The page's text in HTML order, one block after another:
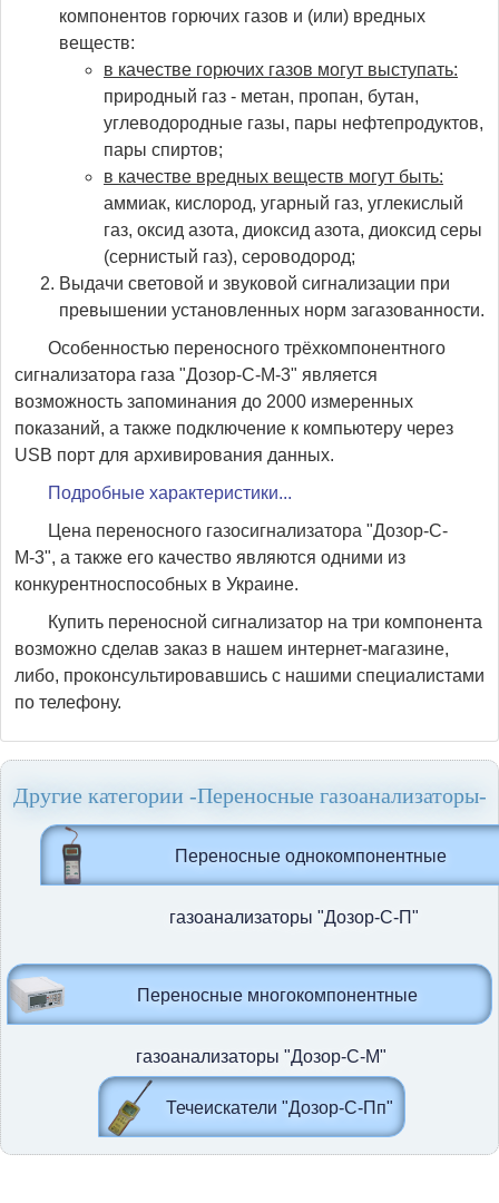
компонентов горючих газов и (или) вредных
веществ:
в качестве горючих газов могут выступать:
природный газ - метан, пропан, бутан,
углеводородные газы, пары нефтепродуктов,
пары спиртов;
в качестве вредных веществ могут быть:
аммиак, кислород, угарный газ, углекислый
газ, оксид азота, диоксид азота, диоксид серы
(сернистый газ), сероводород;
Выдачи световой и звуковой сигнализации при
превышении установленных норм загазованности.
Особенностью переносного трёхкомпонентного
сигнализатора газа "Дозор-С-М-3" является
возможность запоминания до 2000 измеренных
показаний, а также подключение к компьютеру через
USB порт для архивирования данных.
Подробные характеристики...
Цена переносного газосигнализатора "Дозор-С-
М-3", а также его качество являются одними из
конкурентноспособных в Украине.
Купить переносной сигнализатор на три компонента
возможно сделав заказ в нашем интернет-магазине,
либо, проконсультировавшись с нашими специалистами
по телефону.
Другие категории -Переносные газоанализаторы-
Переносные однокомпонентные
газоанализаторы "Дозор-С-П"
Переносные многокомпонентные
газоанализаторы "Дозор-С-М"
Течеискатели "Дозор-С-Пп"